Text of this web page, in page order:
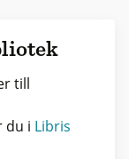
till
du i Libris